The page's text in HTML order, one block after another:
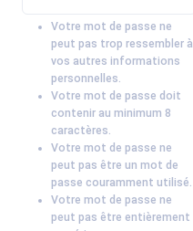
Votre mot de passe ne
peut pas trop ressembler à
vos autres informations
personnelles.
Votre mot de passe doit
contenir au minimum 8
caractères.
Votre mot de passe ne
peut pas être un mot de
passe couramment utilisé.
Votre mot de passe ne
peut pas être entièrement